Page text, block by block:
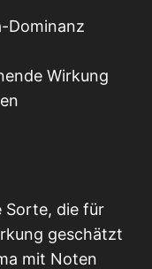
Dominanz
Wirkung
Sorte, die für
geschätzt
mit Noten